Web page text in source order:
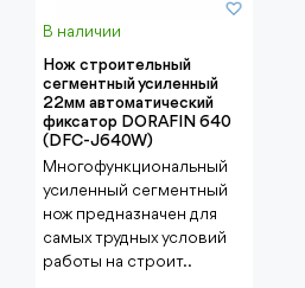
В наличии
Нож строительный
сегментный усиленный
22мм автоматический
фиксатор DORAFIN 640
(DFC-J640W)
Многофункциональный
усиленный сегментный
нож предназначен для
самых трудных условий
работы на строит..